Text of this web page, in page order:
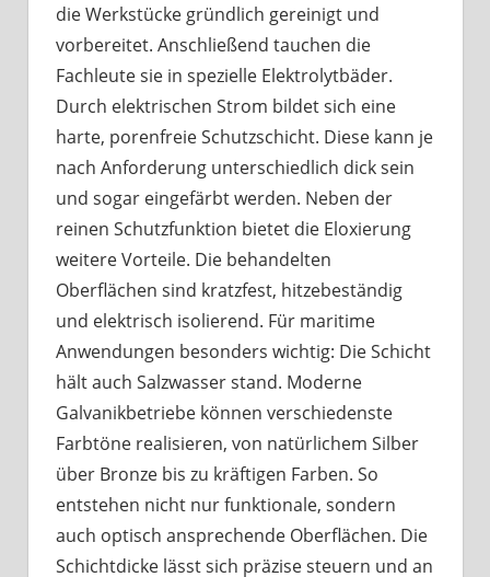
die Werkstücke gründlich gereinigt und
vorbereitet. Anschließend tauchen die
Fachleute sie in spezielle Elektrolytbäder.
Durch elektrischen Strom bildet sich eine
harte, porenfreie Schutzschicht. Diese kann je
nach Anforderung unterschiedlich dick sein
und sogar eingefärbt werden. Neben der
reinen Schutzfunktion bietet die Eloxierung
weitere Vorteile. Die behandelten
Oberflächen sind kratzfest, hitzebeständig
und elektrisch isolierend. Für maritime
Anwendungen besonders wichtig: Die Schicht
hält auch Salzwasser stand. Moderne
Galvanikbetriebe können verschiedenste
Farbtöne realisieren, von natürlichem Silber
über Bronze bis zu kräftigen Farben. So
entstehen nicht nur funktionale, sondern
auch optisch ansprechende Oberflächen. Die
Schichtdicke lässt sich präzise steuern und an